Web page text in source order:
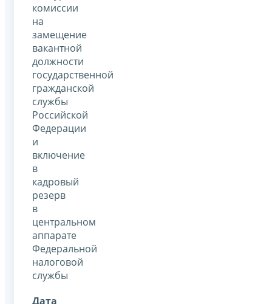
комиссии
на
замещение
вакантной
должности
государственной
гражданской
службы
Российской
Федерации
и
включение
в
кадровый
резерв
в
центральном
аппарате
Федеральной
налоговой
службы
Дата